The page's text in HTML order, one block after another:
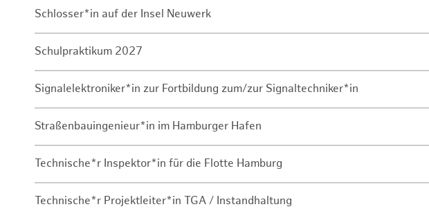
Schlosser*in auf der Insel Neuwerk
Schulpraktikum 2027
Signalelektroniker*in zur Fortbildung zum/zur Signaltechniker*in
Straßenbauingenieur*in im Hamburger Hafen
Technische*r Inspektor*in für die Flotte Hamburg
Technische*r Projektleiter*in TGA / Instandhaltung